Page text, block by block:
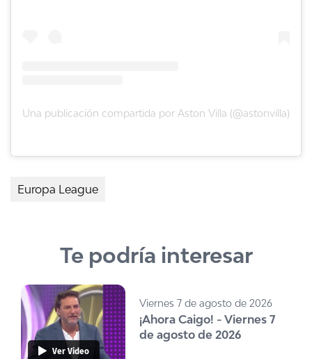
Una publicación compartida por Aston Villa (@astonvilla)
Europa League
Te podría interesar
Ver Video
Viernes 7 de agosto de 2026
¡Ahora Caigo! - Viernes 7
de agosto de 2026